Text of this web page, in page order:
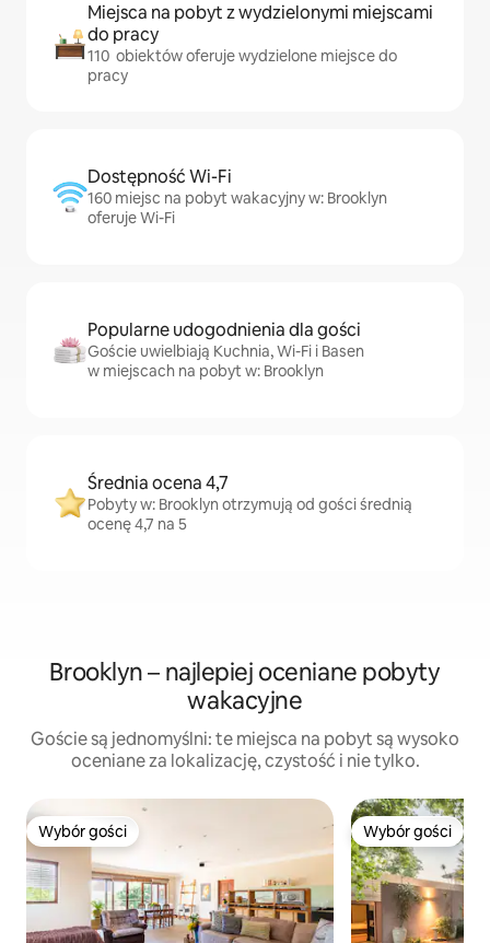
Miejsca na pobyt z wydzielonymi miejscami
do pracy
110 obiektów oferuje wydzielone miejsce do
pracy
Dostępność Wi-Fi
160 miejsc na pobyt wakacyjny w: Brooklyn
oferuje Wi-Fi
Popularne udogodnienia dla gości
Goście uwielbiają Kuchnia, Wi-Fi i Basen
w miejscach na pobyt w: Brooklyn
Średnia ocena 4,7
Pobyty w: Brooklyn otrzymują od gości średnią
ocenę 4,7 na 5
Brooklyn – najlepiej oceniane pobyty
wakacyjne
Goście są jednomyślni: te miejsca na pobyt są wysoko
oceniane za lokalizację, czystość i nie tylko.
Wybór gości
Wybór gości Wybór gości
Wybór gości